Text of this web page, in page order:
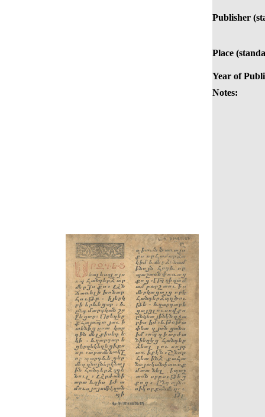
Publisher
Place
Year of
Notes: